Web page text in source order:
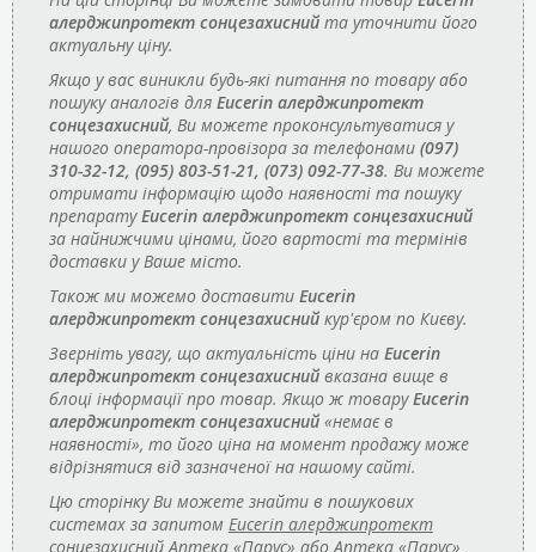
алерджипротект сонцезахисний та уточнити його
актуальну ціну.
Якщо у вас виникли будь-які питання по товару або
пошуку аналогів для Eucerin алерджипротект
сонцезахисний, Ви можете проконсультуватися у
нашого оператора-провізора за телефонами (097)
310-32-12, (095) 803-51-21, (073) 092-77-38. Ви можете
отримати інформацію щодо наявності та пошуку
препаратуEucerin алерджипротект сонцезахисний
за найнижчими цінами, його вартості та термінів
доставки у Ваше місто.
Також ми можемо доставити Eucerin
алерджипротект сонцезахисний кур'єром по Києву.
Зверніть увагу, що актуальність ціни на Eucerin
алерджипротект сонцезахисний вказана вище в
блоці інформації про товар. Якщо ж товаруEucerin
алерджипротект сонцезахисний «немає в
наявності», то його ціна на момент продажу може
відрізнятися від зазначеної на нашому сайті.
Цю сторінку Ви можете знайти в пошукових
системах за запитом Eucerin алерджипротект
сонцезахисний Аптека «Парус» абоАптека «Парус»